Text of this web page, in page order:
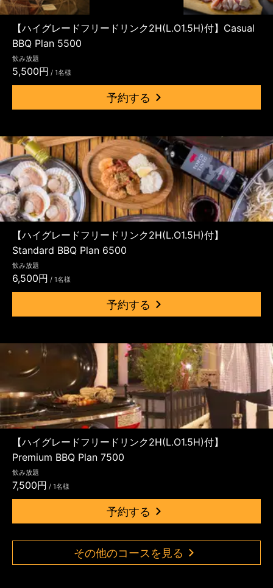
【ハイグレードフリードリンク2H(L.O1.5H)付】Casual
BBQ Plan 5500
飲み放題
5,500円 / 1名様
予約する
【ハイグレードフリードリンク2H(L.O1.5H)付】
Standard BBQ Plan 6500
飲み放題
6,500円 / 1名様
予約する
【ハイグレードフリードリンク2H(L.O1.5H)付】
Premium BBQ Plan 7500
飲み放題
7,500円 / 1名様
予約する
その他のコースを見る